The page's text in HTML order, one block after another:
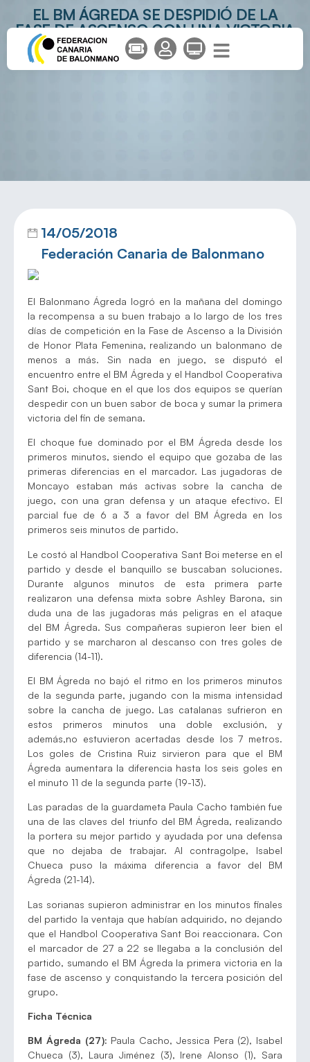
EL BM ÁGREDA SE DESPIDIÓ DE LA
FASE DE ASCENSO CON UNA VICTORIA
ANTE SANT BOI
14/05/2018
Federación Canaria de Balonmano
El Balonmano Ágreda logró en la mañana del domingo
la recompensa a su buen trabajo a lo largo de los tres
días de competición en la Fase de Ascenso a la División
de Honor Plata Femenina, realizando un balonmano de
menos a más. Sin nada en juego, se disputó el
encuentro entre el BM Ágreda y el Handbol Cooperativa
Sant Boi, choque en el que los dos equipos se querían
despedir con un buen sabor de boca y sumar la primera
victoria del fin de semana.
El choque fue dominado por el BM Ágreda desde los
primeros minutos, siendo el equipo que gozaba de las
primeras diferencias en el marcador. Las jugadoras de
Moncayo estaban más activas sobre la cancha de
juego, con una gran defensa y un ataque efectivo. El
parcial fue de 6 a 3 a favor del BM Ágreda en los
primeros seis minutos de partido.
Le costó al Handbol Cooperativa Sant Boi meterse en el
partido y desde el banquillo se buscaban soluciones.
Durante algunos minutos de esta primera parte
realizaron una defensa mixta sobre Ashley Barona, sin
duda una de las jugadoras más peligras en el ataque
del BM Ágreda. Sus compañeras supieron leer bien el
partido y se marcharon al descanso con tres goles de
diferencia (14-11).
El BM Ágreda no bajó el ritmo en los primeros minutos
de la segunda parte, jugando con la misma intensidad
sobre la cancha de juego. Las catalanas sufrieron en
estos primeros minutos una doble exclusión, y
además,no estuvieron acertadas desde los 7 metros.
Los goles de Cristina Ruiz sirvieron para que el BM
Ágreda aumentara la diferencia hasta los seis goles en
el minuto 11 de la segunda parte (19-13).
Las paradas de la guardameta Paula Cacho también fue
una de las claves del triunfo del BM Ágreda, realizando
la portera su mejor partido y ayudada por una defensa
que no dejaba de trabajar. Al contragolpe, Isabel
Chueca puso la máxima diferencia a favor del BM
Ágreda (21-14).
Las sorianas supieron administrar en los minutos finales
del partido la ventaja que habían adquirido, no dejando
que el Handbol Cooperativa Sant Boi reaccionara. Con
el marcador de 27 a 22 se llegaba a la conclusión del
partido, sumando el BM Ágreda la primera victoria en la
fase de ascenso y conquistando la tercera posición del
grupo.
Ficha Técnica
BM Ágreda (27): Paula Cacho, Jessica Pera (2), Isabel
Chueca (3), Laura Jiménez (3), Irene Alonso (1), Sara